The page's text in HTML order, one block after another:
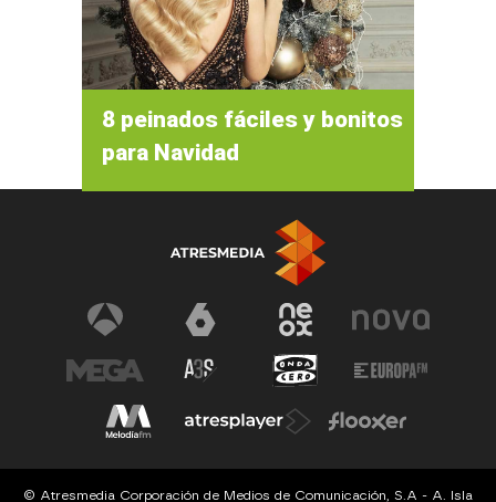
8 peinados fáciles y bonitos
para Navidad
© Atresmedia Corporación de Medios de Comunicación, S.A - A. Isla